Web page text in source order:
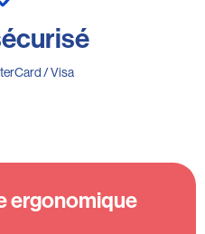
/ Visa
ergonomique